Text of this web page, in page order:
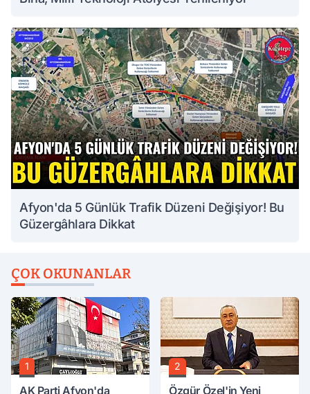
Afyon'da 5 Günlük Trafik Düzeni Değişiyor! Bu
Güzergâhlara Dikkat
ÇOK OKUNANLAR
1
AK Parti Afyon'da
2
Özgür Özel'in Yeni